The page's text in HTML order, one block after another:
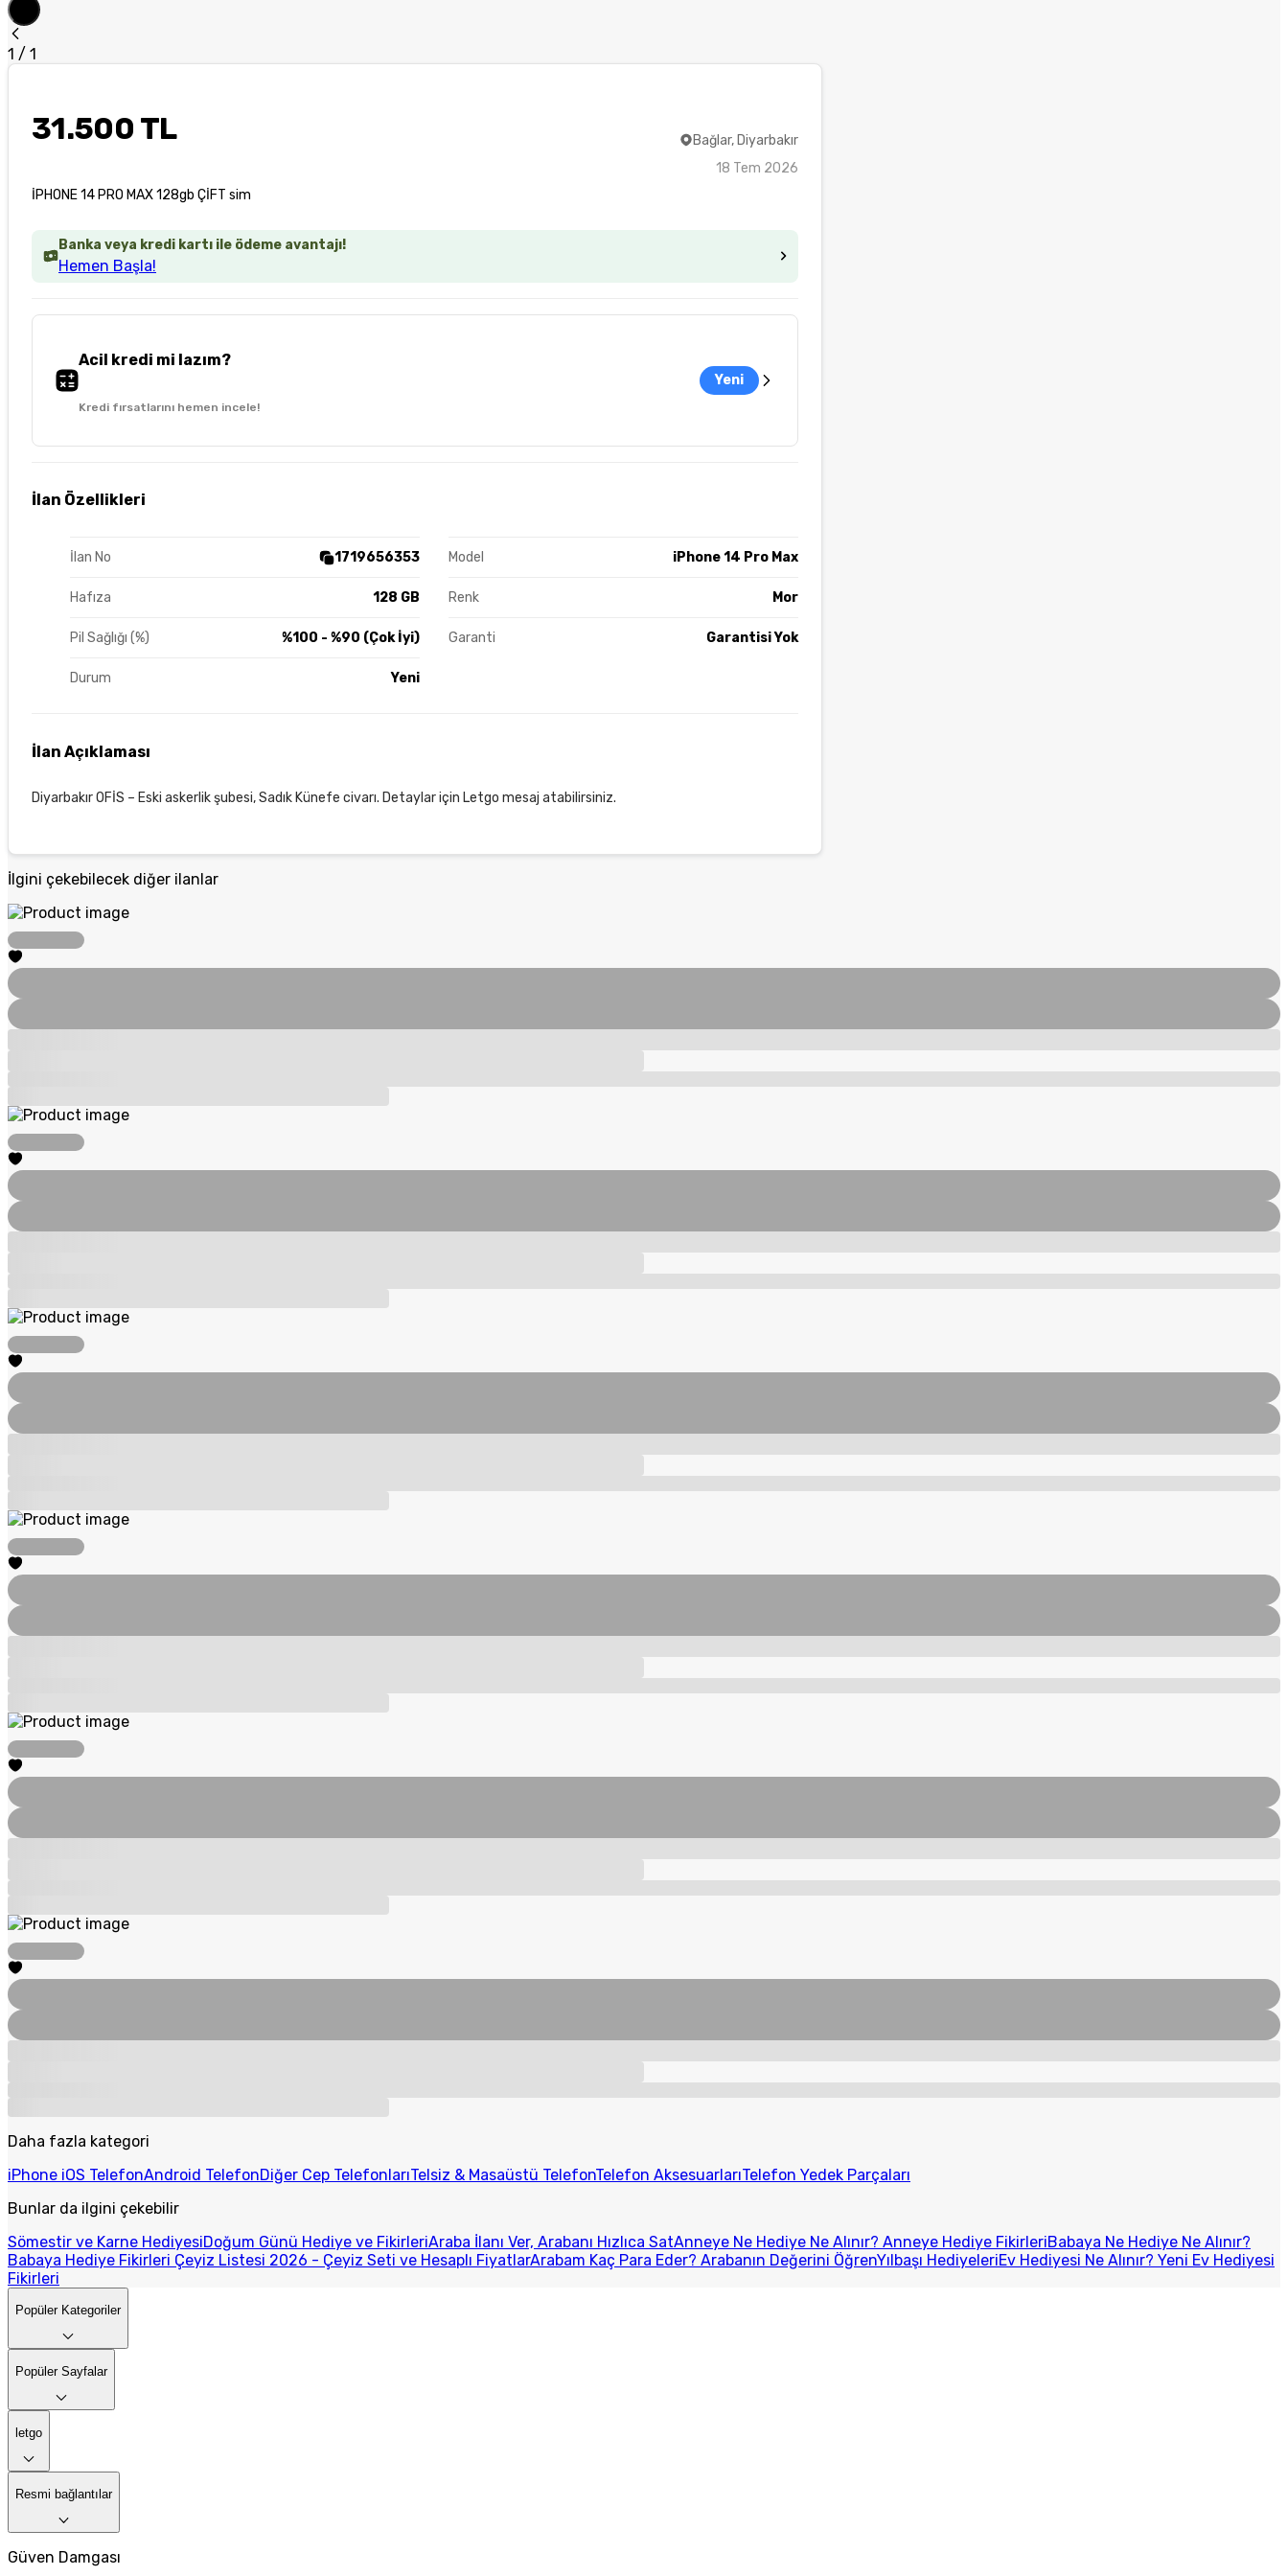
1 / 1
31.500 TL
İPHONE 14 PRO MAX 128gb ÇİFT sim
Bağlar, Diyarbakır
18 Tem 2026
Banka veya kredi kartı ile ödeme avantajı!
Hemen Başla!
Acil kredi mi lazım?
Kredi fırsatlarını hemen incele!
Yeni
İlan Özellikleri
İlan No 1719656353 Model iPhone 14 Pro Max
Hafıza 128 GB Renk Mor
Pil Sağlığı (%) %100 - %90 (Çok İyi) Garanti Garantisi Yok
Durum Yeni
İlan Açıklaması
Diyarbakır OFİS – Eski askerlik şubesi, Sadık Künefe civarı. Detaylar için Letgo mesaj atabilirsiniz.
İlgini çekebilecek diğer ilanlar
Daha fazla kategori
iPhone iOS TelefonAndroid TelefonDiğer Cep TelefonlarıTelsiz & Masaüstü TelefonTelefon AksesuarlarıTelefon Yedek Parçaları
Bunlar da ilgini çekebilir
Sömestir ve Karne HediyesiDoğum Günü Hediye ve FikirleriAraba İlanı Ver, Arabanı Hızlıca SatAnneye Ne Hediye Ne Alınır? Anneye Hediye FikirleriBabaya Ne Hediye Ne Alınır?
Babaya Hediye Fikirleri Çeyiz Listesi 2026 - Çeyiz Seti ve Hesaplı FiyatlarArabam Kaç Para Eder? Arabanın Değerini ÖğrenYılbaşı HediyeleriEv Hediyesi Ne Alınır? Yeni Ev Hediyesi
Fikirleri
Popüler Kategoriler
Popüler Sayfalar
letgo
Resmi bağlantılar
Güven Damgası